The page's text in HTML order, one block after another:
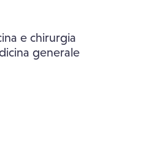
e chirurgia
generale